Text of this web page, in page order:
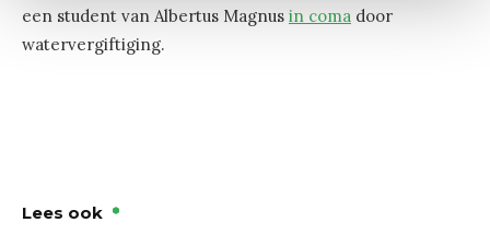
een student van Albertus Magnus in coma door
watervergiftiging.
Lees ook